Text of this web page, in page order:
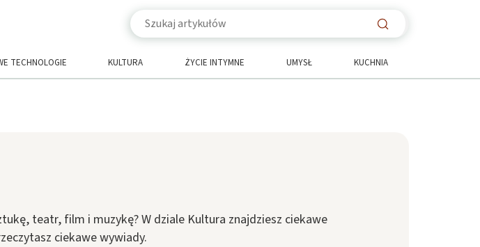
TECHNOLOGIE KULTURA ŻYCIE INTYMNE UMYSŁ KUCHNIA
teatr, film i muzykę? W dziale Kultura znajdziesz ciekawe
ciekawe wywiady.